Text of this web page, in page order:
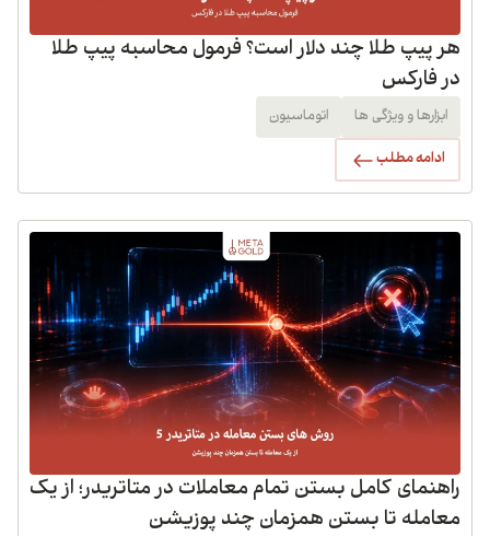
هر پیپ طلا چند دلار است؟ فرمول محاسبه پیپ طلا
در فارکس
ابزارها و ویژگی ها اتوماسیون
ادامه مطلب
راهنمای کامل بستن تمام معاملات در متاتریدر؛ از یک
معامله تا بستن همزمان چند پوزیشن